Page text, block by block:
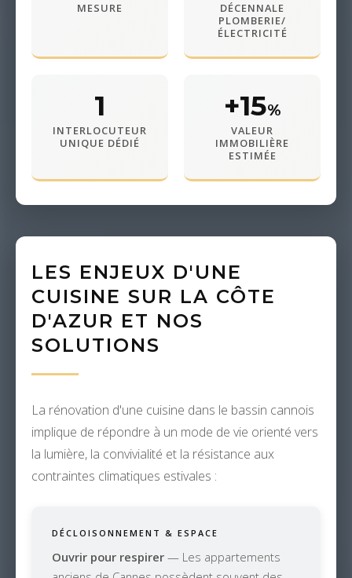
MESURE
DÉCENNALE
PLOMBERIE/
ÉLECTRICITÉ
1
INTERLOCUTEUR
UNIQUE DÉDIÉ
+15%
VALEUR
IMMOBILIÈRE
ESTIMÉE
LES ENJEUX D'UNE
CUISINE SUR LA CÔTE
D'AZUR ET NOS
SOLUTIONS
La rénovation d'une cuisine dans le bassin cannois
implique de répondre à un mode de vie orienté vers
la lumière, la convivialité et la résistance aux
contraintes climatiques estivales :
DÉCLOISONNEMENT & ESPACE
Ouvrir pour respirer — Les appartements